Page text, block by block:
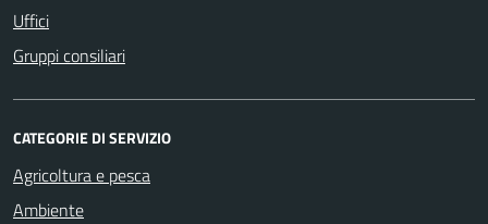
Uffici
Gruppi consiliari
CATEGORIE DI SERVIZIO
Agricoltura e pesca
Ambiente